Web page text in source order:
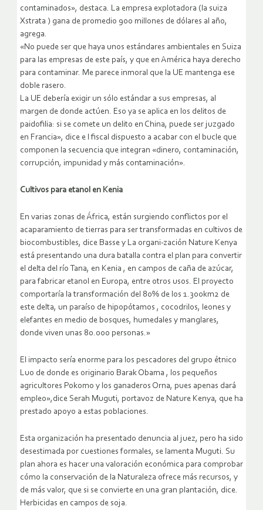
contaminados», destaca. La empresa explotadora (la suiza
Xstrata ) gana de promedio 900 millones de dólares al año,
agrega.
«No puede ser que haya unos estándares ambientales en Suiza
para las empresas de este país, y que en América haya derecho
para contaminar. Me parece inmoral que la UE mantenga ese
doble rasero.
La UE debería exigir un sólo estándar a sus empresas, al
margen de donde actúen. Eso ya se aplica en los delitos de
paidofilia: si se comete un delito en China, puede ser juzgado
en Francia», dice e l fiscal dispuesto a acabar con el bucle que
componen la secuencia que integran «dinero, contaminación,
corrupción, impunidad y más contaminación».
Cultivos para etanol en Kenia
En varias zonas de África, están surgiendo conflictos por el
acaparamiento de tierras para ser transformadas en cultivos de
biocombustibles, dice Basse y La organi-zación Nature Kenya
está presentando una dura batalla contra el plan para convertir
el delta del río Tana, en Kenia , en campos de caña de azúcar,
para fabricar etanol en Europa, entre otros usos. El proyecto
comportaría la transformación del 80% de los 1.300km2 de
este delta, un paraíso de hipopótamos , cocodrilos, leones y
elefantes en medio de bosques, humedales y manglares,
donde viven unas 80.000 personas.»
El impacto sería enorme para los pescadores del grupo étnico
Luo de donde es originario Barak Obama , los pequeños
agricultores Pokomo y los ganaderos Orna, pues apenas dará
empleo»,dice Serah Muguti, portavoz de Nature Kenya, que ha
prestado apoyo a estas poblaciones.
Esta organización ha presentado denuncia al juez, pero ha sido
desestimada por cuestiones formales, se lamenta Muguti. Su
plan ahora es hacer una valoración económica para comprobar
cómo la conservación de la Naturaleza ofrece más recursos, y
de más valor, que si se convierte en una gran plantación, dice.
Herbicidas en campos de soja.